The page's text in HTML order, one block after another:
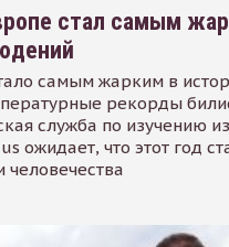
стал самым
самым жарким в
рекорды
служба по изучению
ожидает, что этот год
человечества